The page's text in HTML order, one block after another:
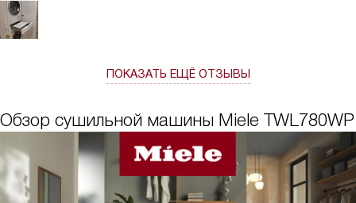
работу техники под удобный график, например, чтобы вещи
были готовы ровно к моему возвращению с работы.
ПОКАЗАТЬ ЕЩЁ ОТЗЫВЫ
Обзор сушильной машины Miele TWL780WP